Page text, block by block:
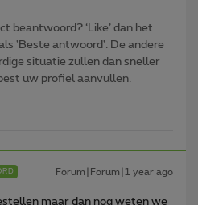
beantwoord? ‘Like’ dan het
'Beste antwoord'. De andere
situatie zullen dan sneller
uw profiel aanvullen.
Forum|Forum|1 year ago
maar dan nog weten we